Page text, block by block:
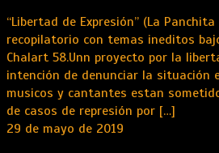
“Libertad de Expresión” (La
recopilatorio con temas ineditos
Chalart 58.Unn proyecto por la
intención de denunciar la situación
musicos y cantantes estan
de casos de represión por […]
29 de mayo de 2019